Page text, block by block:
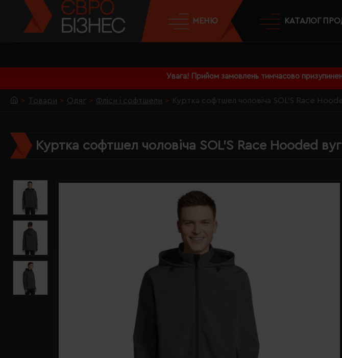
Увага! Прийом замовлень тимчасово
МЕНЮ КАТАЛОГ
Товари Одяг Фліси і софтшели Куртка софтшел чоловіча SOL'S Race
Куртка софтшел чоловіча SOL'S Race Hooded